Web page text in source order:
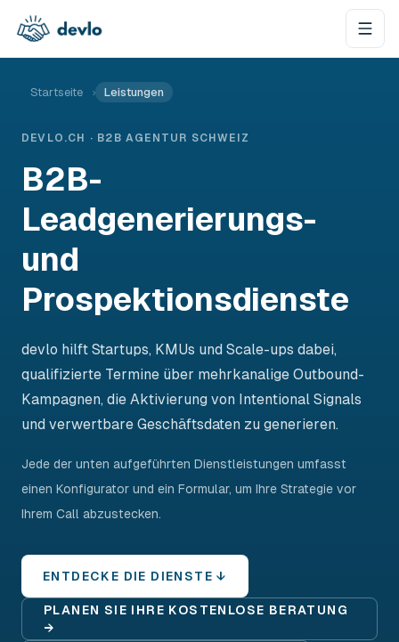
Startseite › Leistungen
DEVLO.CH · B2B AGENTUR SCHWEIZ
B2B-
Leadgenerierungs-
und
Prospektionsdienste
devlo hilft Startups, KMUs und Scale-ups dabei,
qualifizierte Termine über mehrkanalige Outbound-
Kampagnen, die Aktivierung von Intentional Signals
und verwertbare Geschäftsdaten zu generieren.
Jede der unten aufgeführten Dienstleistungen umfasst
einen Konfigurator und ein Formular, um Ihre Strategie vor
Ihrem Call abzustecken.
ENTDECKE DIE DIENSTE ↓
PLANEN SIE IHRE KOSTENLOSE BERATUNG
→